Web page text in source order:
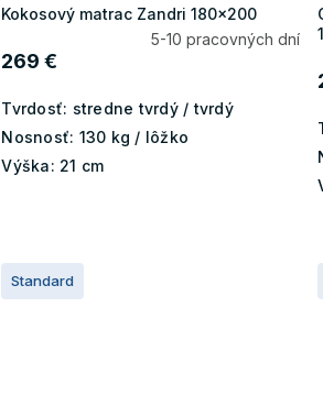
Kokosový matrac Zandri 180x200
5-10 pracovných dní
269 €
Tvrdosť: stredne tvrdý / tvrdý
Nosnosť: 130 kg / lôžko
Výška: 21 cm
Standard